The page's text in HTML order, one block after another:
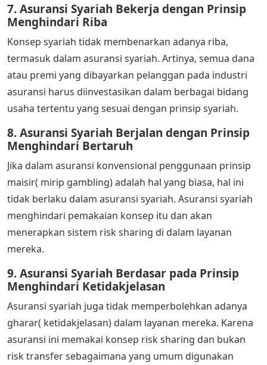
7. Asuransi Syariah Bekerja dengan Prinsip
Menghindari Riba
Konsep syariah tidak membenarkan adanya riba,
termasuk dalam asuransi syariah. Artinya, semua dana
atau premi yang dibayarkan pelanggan pada industri
asuransi harus diinvestasikan dalam berbagai bidang
usaha tertentu yang sesuai dengan prinsip syariah.
8. Asuransi Syariah Berjalan dengan Prinsip
Menghindari Bertaruh
Jika dalam asuransi konvensional penggunaan prinsip
maisir( mirip gambling) adalah hal yang biasa, hal ini
tidak berlaku dalam asuransi syariah. Asuransi syariah
menghindari pemakaian konsep itu dan akan
menerapkan sistem risk sharing di dalam layanan
mereka.
9. Asuransi Syariah Berdasar pada Prinsip
Menghindari Ketidakjelasan
Asuransi syariah juga tidak memperbolehkan adanya
gharar( ketidakjelasan) dalam layanan mereka. Karena
asuransi ini memakai konsep risk sharing dan bukan
risk transfer sebagaimana yang umum digunakan